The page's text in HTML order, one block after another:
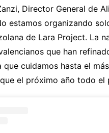
Director General de
estamos organizando
de Lara Project. La
que han
que cuidamos hasta el
el próximo año todo el